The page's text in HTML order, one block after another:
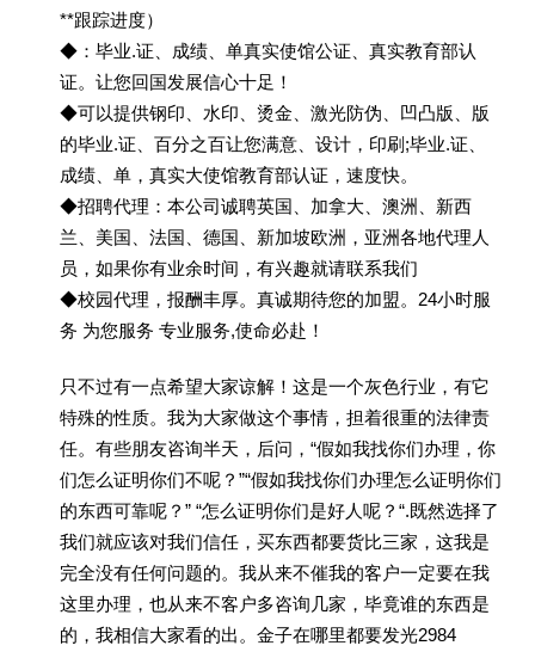
**跟踪进度）
◆：毕业.证、成绩、单真实使馆公证、真实教育部认
证。让您回国发展信心十足！
◆可以提供钢印、水印、烫金、激光防伪、凹凸版、版
的毕业.证、百分之百让您满意、设计，印刷;毕业.证、
成绩、单，真实大使馆教育部认证，速度快。
◆招聘代理：本公司诚聘英国、加拿大、澳洲、新西
兰、美国、法国、德国、新加坡欧洲，亚洲各地代理人
员，如果你有业余时间，有兴趣就请联系我们
◆校园代理，报酬丰厚。真诚期待您的加盟。24小时服
务 为您服务 专业服务,使命必赴！
只不过有一点希望大家谅解！这是一个灰色行业，有它
特殊的性质。我为大家做这个事情，担着很重的法律责
任。有些朋友咨询半天，后问，“假如我找你们办理，你
们怎么证明你们不呢？”“假如我找你们办理怎么证明你们
的东西可靠呢？” “怎么证明你们是好人呢？“.既然选择了
我们就应该对我们信任，买东西都要货比三家，这我是
完全没有任何问题的。我从来不催我的客户一定要在我
这里办理，也从来不客户多咨询几家，毕竟谁的东西是
的，我相信大家看的出。金子在哪里都要发光2984